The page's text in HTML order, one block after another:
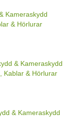
Kameraskydd
& Hörlurar
& Kameraskydd
Kablar & Hörlurar
& Kameraskydd